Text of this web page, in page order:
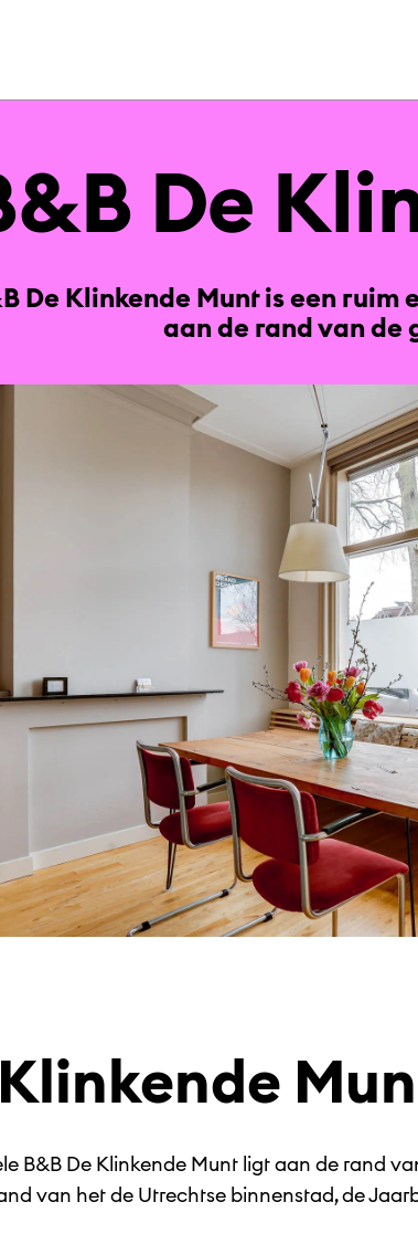
De
De Klinkende Munt is een
aan de rand van de
B&B De Klinkende Munt ligt aan de rand
van het de Utrechtse binnenstad, de